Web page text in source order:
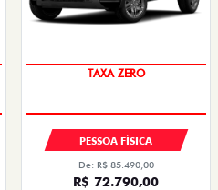
PESSOA FÍSICA
De: R$ 85.490,00
R$ 72.790,00